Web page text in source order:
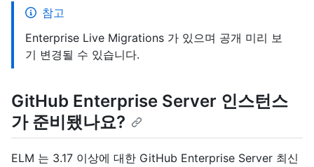
참고
Enterprise Live Migrations 가 있으며 공개 미리 보
기 변경될 수 있습니다.
GitHub Enterprise Server 인스턴스
가 준비됐나요?
ELM 는 3.17 이상에 대한 GitHub Enterprise Server 최신